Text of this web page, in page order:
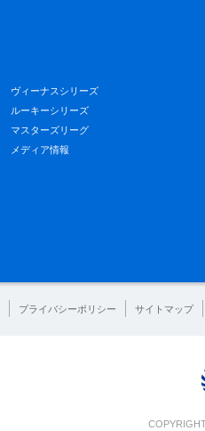
ヴィーナスシリーズ
ルーキーシリーズ
マスターズリーグ
メディア情報
プライバシーポリシー サイトマップ